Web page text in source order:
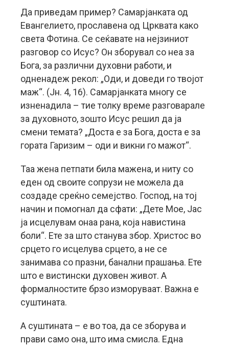
Да приведам пример? Самарјанката од
Евангелието, прославена од Црквата како
света Фотина. Се сеќавате на нејзиниот
разговор со Исус? Он зборувал со неа за
Бога, за различни духовни работи, и
одненадеж рекол: „Оди, и доведи го твојот
маж“. (Јн. 4, 16). Самарјанката многу се
изненадила – тие толку време разговарале
за духовното, зошто Исус решил да ја
смени темата? „Доста е за Бога, доста е за
гората Гаризим – оди и викни го мажот“.
Таа жена петпати била мажена, и ниту со
еден од своите сопрузи не можела да
создаде среќно семејство. Господ, на тој
начин и помогнал да сфати: „Дете Мое, Јас
ја исцелувам онаа рана, која навистина
боли“. Ете за што станува збор. Христос во
срцето го исцелува срцето, а не се
занимава со празни, банални прашања. Ете
што е вистински духовен живот. А
формалностите брзо изморуваат. Важна е
суштината.
А суштината – е во тоа, да се зборува и
прави само она, што има смисла. Една